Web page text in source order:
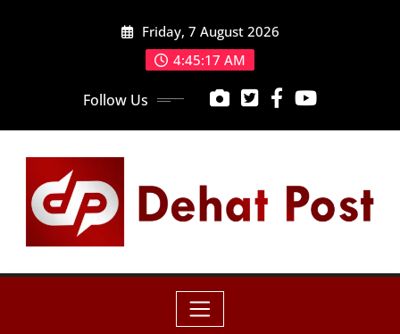
Friday, 7 August 2026
4:45:19 AM
Follow Us